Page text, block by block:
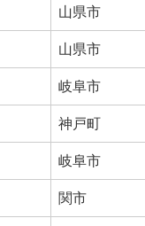
山県市
山県市
岐阜市
神戸町
岐阜市
関市